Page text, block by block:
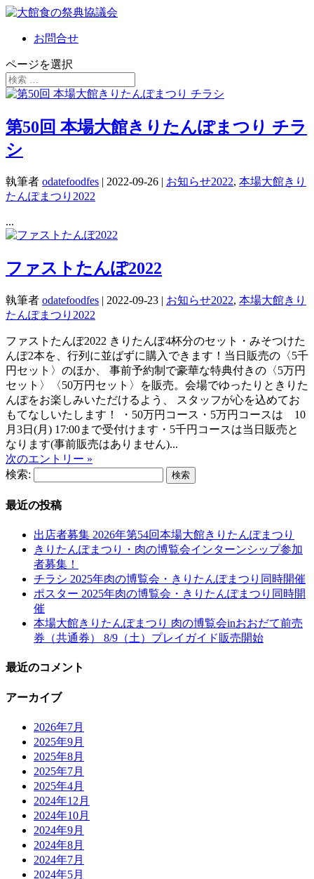
お問合せ
ページを選択
第50回 本場大館きりたんぽまつり チラ
シ
執筆者 odatefoodfes | 2022-09-26 | お知らせ2022, 本場大館きり
たんぽまつり2022
...
ファストたんぽ2022
執筆者 odatefoodfes | 2022-09-23 | お知らせ2022, 本場大館きり
たんぽまつり2022
ファストたんぽ2022 きりたんぽ4杯分のセット・みそつけた
んぽ2本を、行列に並ばずに購入できます！当日販売の〈5千
円セット〉のほか、 事前予約制で豪華な特典付きの〈5万円
セット〉〈50万円セット〉を販売。会場でゆったりときりた
んぽをお楽しみいただけるよう、 スタッフが心を込めてお
もてなしいたします！ ・50万円コース・5万円コースは 10
月3日(月) 17:00まで受付けます・5千円コースは当日販売と
なります(事前販売はありません)...
次のエントリー »
検索:
最近の投稿
出店者募集 2026年第54回本場大館きりたんぽまつり
きりたんぽまつり・肉の博覧会インターンシップ参加
者募集！
チラシ 2025年肉の博覧会・きりたんぽまつり同時開催
ポスター 2025年肉の博覧会・きりたんぽまつり同時開
催
本場大館きりたんぽまつり 肉の博覧会inおおだて前売
券（共通券） 8/9（土）プレイガイド販売開始
最近のコメント
アーカイブ
2026年7月
2025年9月
2025年8月
2025年7月
2025年4月
2024年12月
2024年10月
2024年9月
2024年8月
2024年7月
2024年5月